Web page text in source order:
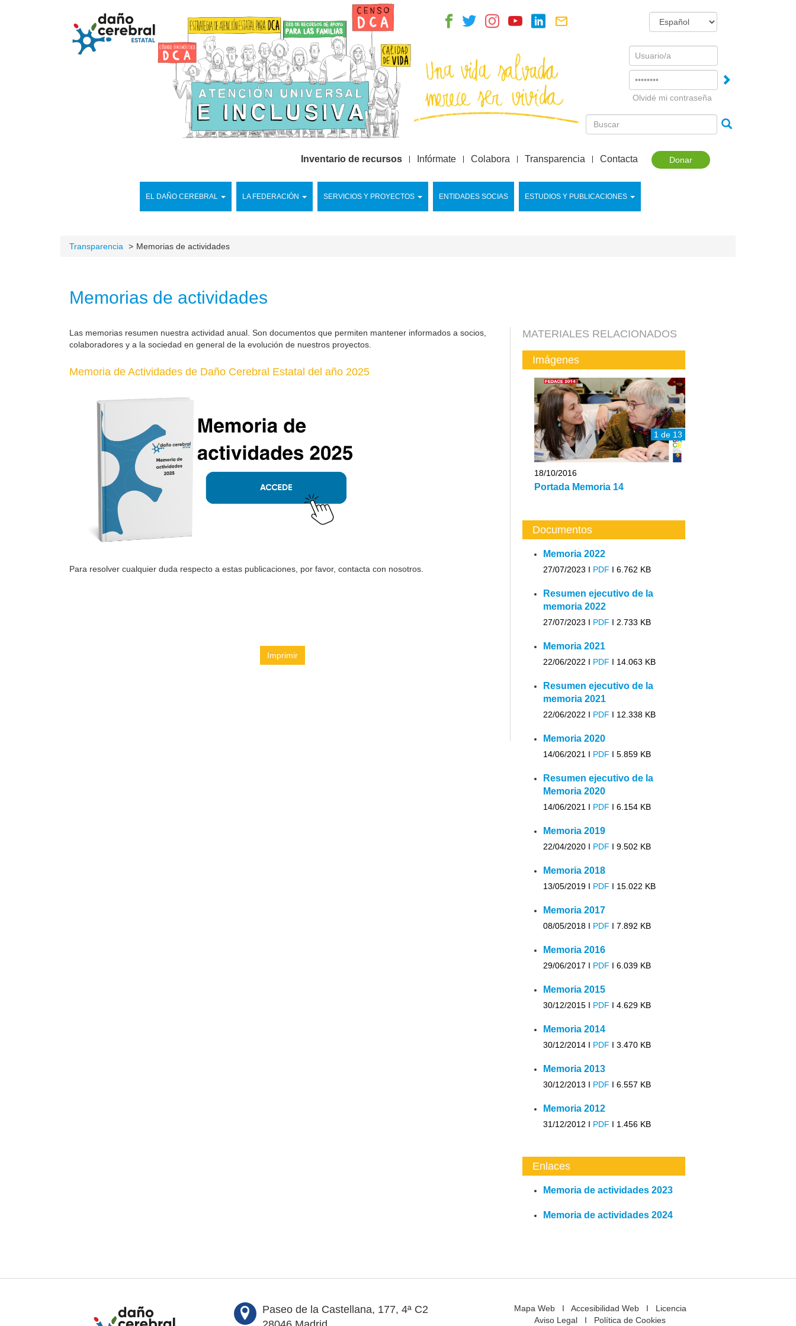
Username
Olvidé mi contraseña
Donar
EL DAÑO CEREBRAL LA FEDERACIÓN SERVICIOS Y PROYECTOS ENTIDADES SOCIAS ESTUDIOS Y PUBLICACIONES
Inventario de recursos Infórmate Colabora Transparencia Contacta
Transparencia Memorias de actividades
Memorias de actividades
Las memorias resumen nuestra actividad anual. Son documentos que permiten mantener informados a socios,
colaboradores y a la sociedad en general de la evolución de nuestros proyectos.
Memoria de Actividades de Daño Cerebral Estatal del año 2025
Para resolver cualquier duda respecto a estas publicaciones, por favor, contacta con nosotros.
Imprimir
MATERIALES RELACIONADOS
Imágenes
1 de 13
18/10/2016
Portada Memoria 14
Documentos
Memoria 2022
27/07/2023 I PDF I 6.762 KB
Resumen ejecutivo de la
memoria 2022
27/07/2023 I PDF I 2.733 KB
Memoria 2021
22/06/2022 I PDF I 14.063 KB
Resumen ejecutivo de la
memoria 2021
22/06/2022 I PDF I 12.338 KB
Memoria 2020
14/06/2021 I PDF I 5.859 KB
Resumen ejecutivo de la
Memoria 2020
14/06/2021 I PDF I 6.154 KB
Memoria 2019
22/04/2020 I PDF I 9.502 KB
Memoria 2018
13/05/2019 I PDF I 15.022 KB
Memoria 2017
08/05/2018 I PDF I 7.892 KB
Memoria 2016
29/06/2017 I PDF I 6.039 KB
Memoria 2015
30/12/2015 I PDF I 4.629 KB
Memoria 2014
30/12/2014 I PDF I 3.470 KB
Memoria 2013
30/12/2013 I PDF I 6.557 KB
Memoria 2012
31/12/2012 I PDF I 1.456 KB
Enlaces
Memoria de actividades 2023
Memoria de actividades 2024
Paseo de la Castellana, 177, 4ª C2
Mapa WebI Accesibilidad WebI Licencia
Aviso Legal I Política de Cookies